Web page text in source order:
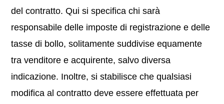
del contratto. Qui si specifica chi sarà
responsabile delle imposte di registrazione e delle
tasse di bollo, solitamente suddivise equamente
tra venditore e acquirente, salvo diversa
indicazione. Inoltre, si stabilisce che qualsiasi
modifica al contratto deve essere effettuata per